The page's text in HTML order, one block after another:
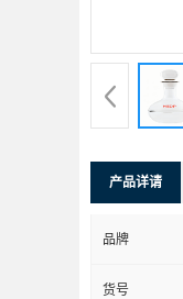
产品详请
品牌
货号